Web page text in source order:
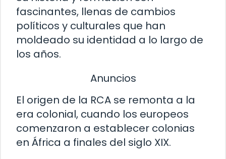
fascinantes, llenas de cambios
políticos y culturales que han
moldeado su identidad a lo largo de
los años.
Anuncios
El origen de la RCA se remonta a la
era colonial, cuando los europeos
comenzaron a establecer colonias
en África a finales del siglo XIX.